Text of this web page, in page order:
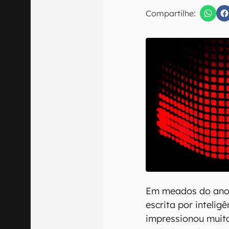
Compartilhe:
Confirmo que
Em meados do
escrita por
impressionou